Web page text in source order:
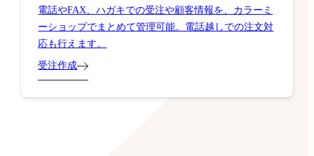
電話やFAX、ハガキでの受注や顧客情報を、カラーミ
ーショップでまとめて管理可能。電話越しでの注文対
応も行えます。
受注作成